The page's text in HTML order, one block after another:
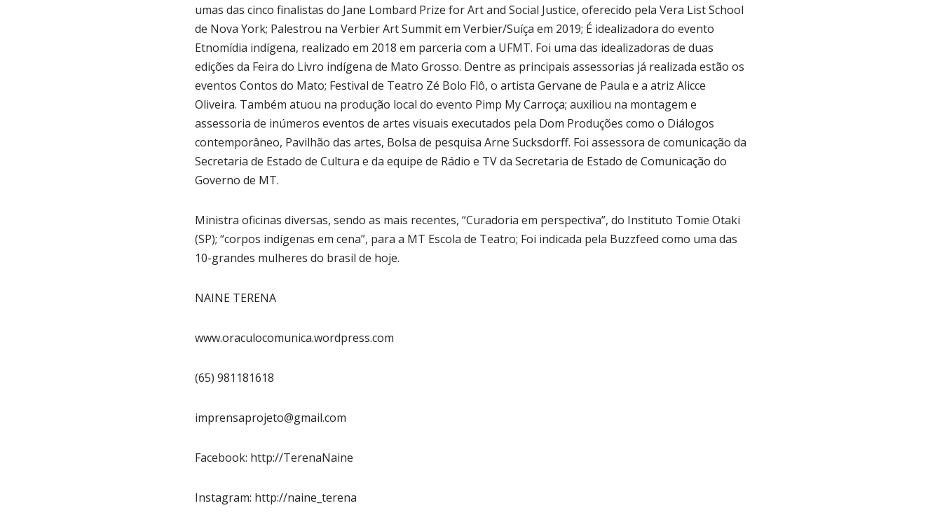
umas das cinco finalistas do Jane Lombard Prize for Art and Social Justice, oferecido pela Vera List School
de Nova York; Palestrou na Verbier Art Summit em Verbier/Suíça em 2019; É idealizadora do evento
Etnomídia indígena, realizado em 2018 em parceria com a UFMT. Foi uma das idealizadoras de duas
edições da Feira do Livro indígena de Mato Grosso. Dentre as principais assessorias já realizada estão os
eventos Contos do Mato; Festival de Teatro Zé Bolo Flô, o artista Gervane de Paula e a atriz Alicce
Oliveira. Também atuou na produção local do evento Pimp My Carroça; auxiliou na montagem e
assessoria de inúmeros eventos de artes visuais executados pela Dom Produções como o Diálogos
contemporâneo, Pavilhão das artes, Bolsa de pesquisa Arne Sucksdorff. Foi assessora de comunicação da
Secretaria de Estado de Cultura e da equipe de Rádio e TV da Secretaria de Estado de Comunicação do
Governo de MT.
Ministra oficinas diversas, sendo as mais recentes, “Curadoria em perspectiva”, do Instituto Tomie Otaki
(SP); “corpos indígenas em cena”, para a MT Escola de Teatro; Foi indicada pela Buzzfeed como uma das
10-grandes mulheres do brasil de hoje.
NAINE TERENA
www.oraculocomunica.wordpress.com
(65) 981181618
imprensaprojeto@gmail.com
Facebook: http://TerenaNaine
Instagram: http://naine_terena